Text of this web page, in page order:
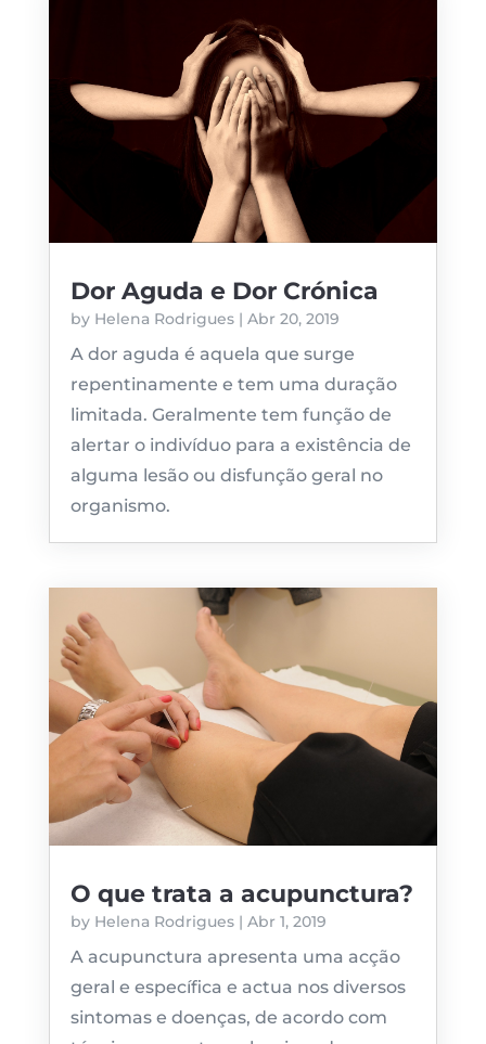
Dor Aguda e Dor Crónica
by Helena Rodrigues| Abr 20, 2019
A dor aguda é aquela que surge
repentinamente e tem uma duração
limitada. Geralmente tem função de
alertar o indivíduo para a existência de
alguma lesão ou disfunção geral no
organismo.
O que trata a acupunctura?
by Helena Rodrigues| Abr 1, 2019
A acupunctura apresenta uma acção
geral e específica e actua nos diversos
sintomas e doenças, de acordo com